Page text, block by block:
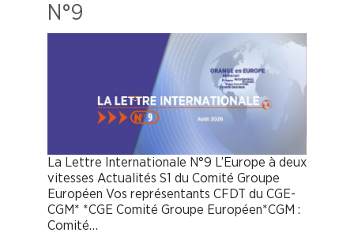
N°9
La Lettre Internationale N°9 L’Europe à deux
vitesses Actualités S1 du Comité Groupe
Européen Vos représentants CFDT du CGE-
CGM* *CGE Comité Groupe Européen*CGM :
Comité…